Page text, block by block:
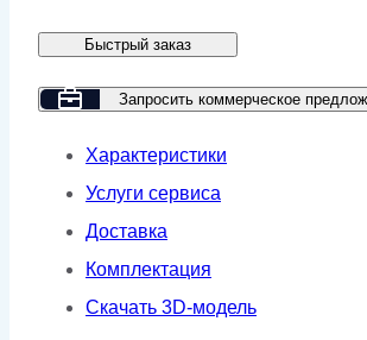
GMP
41IAC
кожухе
Быстрый заказ
Запросить коммерческое
Характеристики
Услуги сервиса
Доставка
Комплектация
Скачать 3D-модель